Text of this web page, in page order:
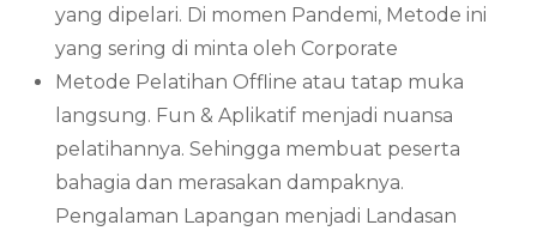
yang dipelari. Di momen Pandemi, Metode ini
yang sering di minta oleh Corporate
Metode Pelatihan Offline atau tatap muka
langsung. Fun & Aplikatif menjadi nuansa
pelatihannya. Sehingga membuat peserta
bahagia dan merasakan dampaknya.
Pengalaman Lapangan menjadi Landasan